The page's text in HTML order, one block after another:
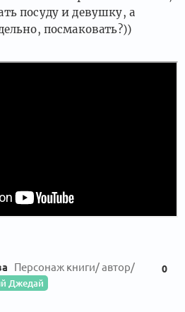
посуду и девушку, а
посмаковать?))
Персонаж книги/ автор/
Джедай
0